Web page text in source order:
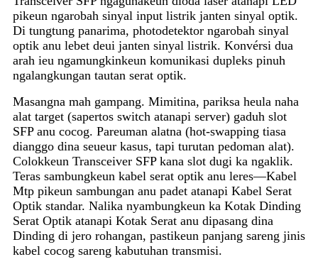
pikeun ngarobah sinyal input listrik janten sinyal optik.
Di tungtung panarima, photodetektor ngarobah sinyal
optik anu lebet deui janten sinyal listrik. Konvérsi dua
arah ieu ngamungkinkeun komunikasi dupleks pinuh
ngalangkungan tautan serat optik.
Masangna mah gampang. Mimitina, pariksa heula naha
alat target (sapertos switch atanapi server) gaduh slot
SFP anu cocog. Pareuman alatna (hot-swapping tiasa
dianggo dina seueur kasus, tapi turutan pedoman alat).
Colokkeun Transceiver SFP kana slot dugi ka ngaklik.
Teras sambungkeun kabel serat optik anu leres—Kabel
Mtp pikeun sambungan anu padet atanapi Kabel Serat
Optik standar. Nalika nyambungkeun ka Kotak Dinding
Serat Optik atanapi Kotak Serat anu dipasang dina
Dinding di jero rohangan, pastikeun panjang sareng jinis
kabel cocog sareng kabutuhan transmisi.